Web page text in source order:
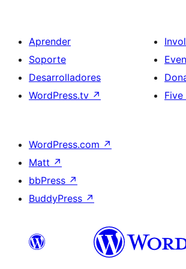
Aprender
Soporte
Desarrolladores
WordPress.tv ↗
WordPress.com ↗
Matt ↗
bbPress ↗
BuddyPress ↗